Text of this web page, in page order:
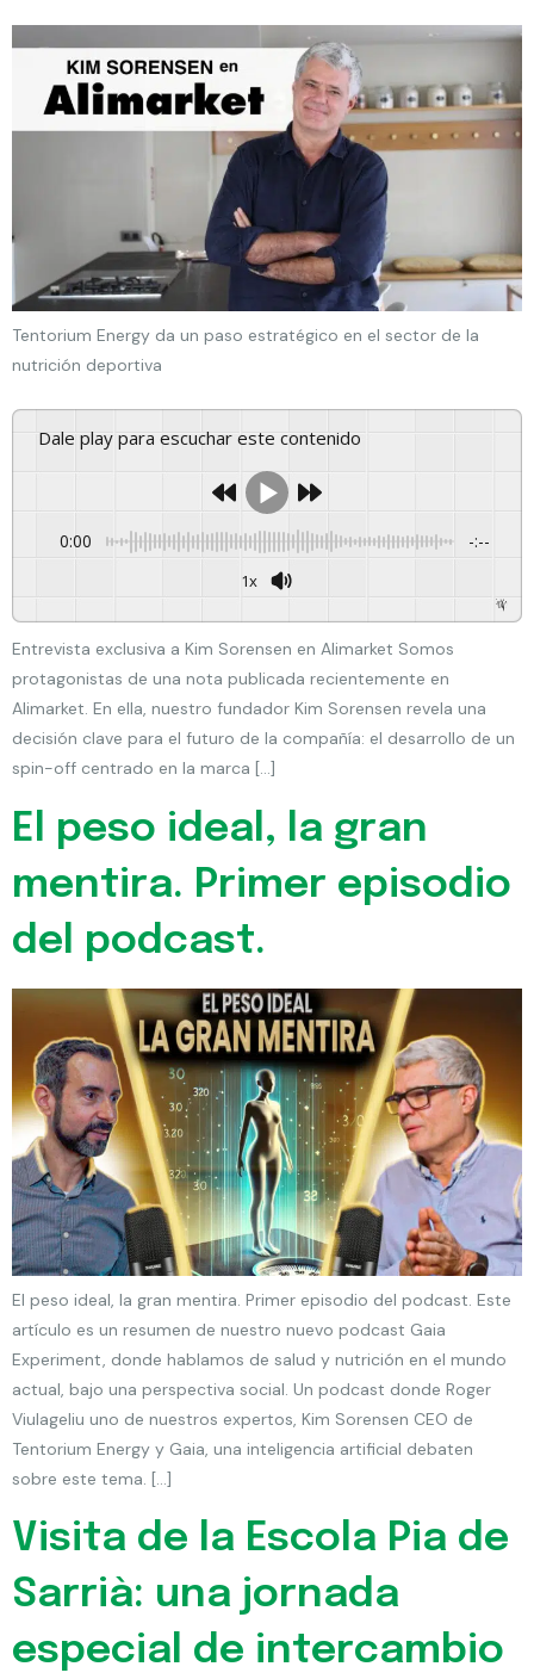
Tentorium Energy da un paso estratégico en el sector de la
nutrición deportiva
Dale play para escuchar este contenido
0:00 -:--
1x
GSpeech
Entrevista exclusiva a Kim Sorensen en Alimarket Somos
protagonistas de una nota publicada recientemente en
Alimarket. En ella, nuestro fundador Kim Sorensen revela una
decisión clave para el futuro de la compañía: el desarrollo de un
spin-off centrado en la marca […]
El peso ideal, la gran
mentira. Primer episodio
del podcast.
El peso ideal, la gran mentira. Primer episodio del podcast. Este
artículo es un resumen de nuestro nuevo podcast Gaia
Experiment, donde hablamos de salud y nutrición en el mundo
actual, bajo una perspectiva social. Un podcast donde Roger
Viulageliu uno de nuestros expertos, Kim Sorensen CEO de
Tentorium Energy y Gaia, una inteligencia artificial debaten
sobre este tema. […]
Visita de la Escola Pia de
Sarrià: una jornada
especial de intercambio